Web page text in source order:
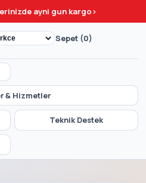
ayni gun kargo>
& Hizmetler
Teknik Destek
Sepet (0)